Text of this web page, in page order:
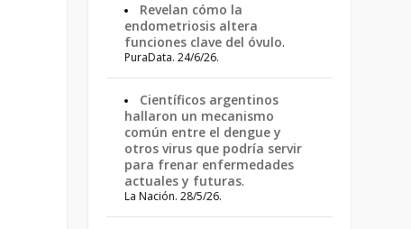
Revelan cómo la
endometriosis altera
funciones clave del óvulo.
PuraData. 24/6/26.
Científicos argentinos
hallaron un mecanismo
común entre el dengue y
otros virus que podría servir
para frenar enfermedades
actuales y futuras.
La Nación. 28/5/26.